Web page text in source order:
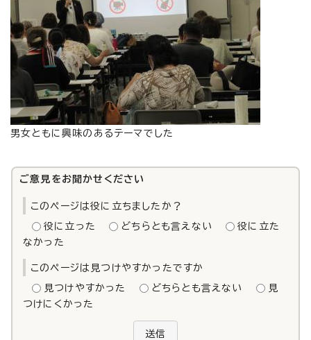
男女ともに興味のあるテーマでした
ご意見をお聞かせください
このページは役に立ちましたか？
役に立った どちらとも言えない
役に立た
なかった
このページは見つけやすかったですか
見つけやすかった どちらとも言えない
見
つけにくかった
送信